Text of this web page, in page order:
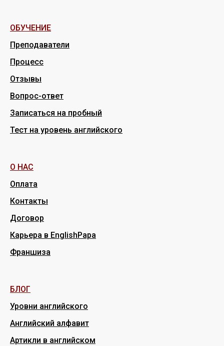
ОБУЧЕНИЕ
Преподаватели
Процесс
Отзывы
Вопрос-ответ
Записаться на пробный
Тест на уровень английского
О НАС
Оплата
Контакты
Договор
Карьера в EnglishPapa
Франшиза
БЛОГ
Уровни английского
Английский алфавит
Артикли в английском